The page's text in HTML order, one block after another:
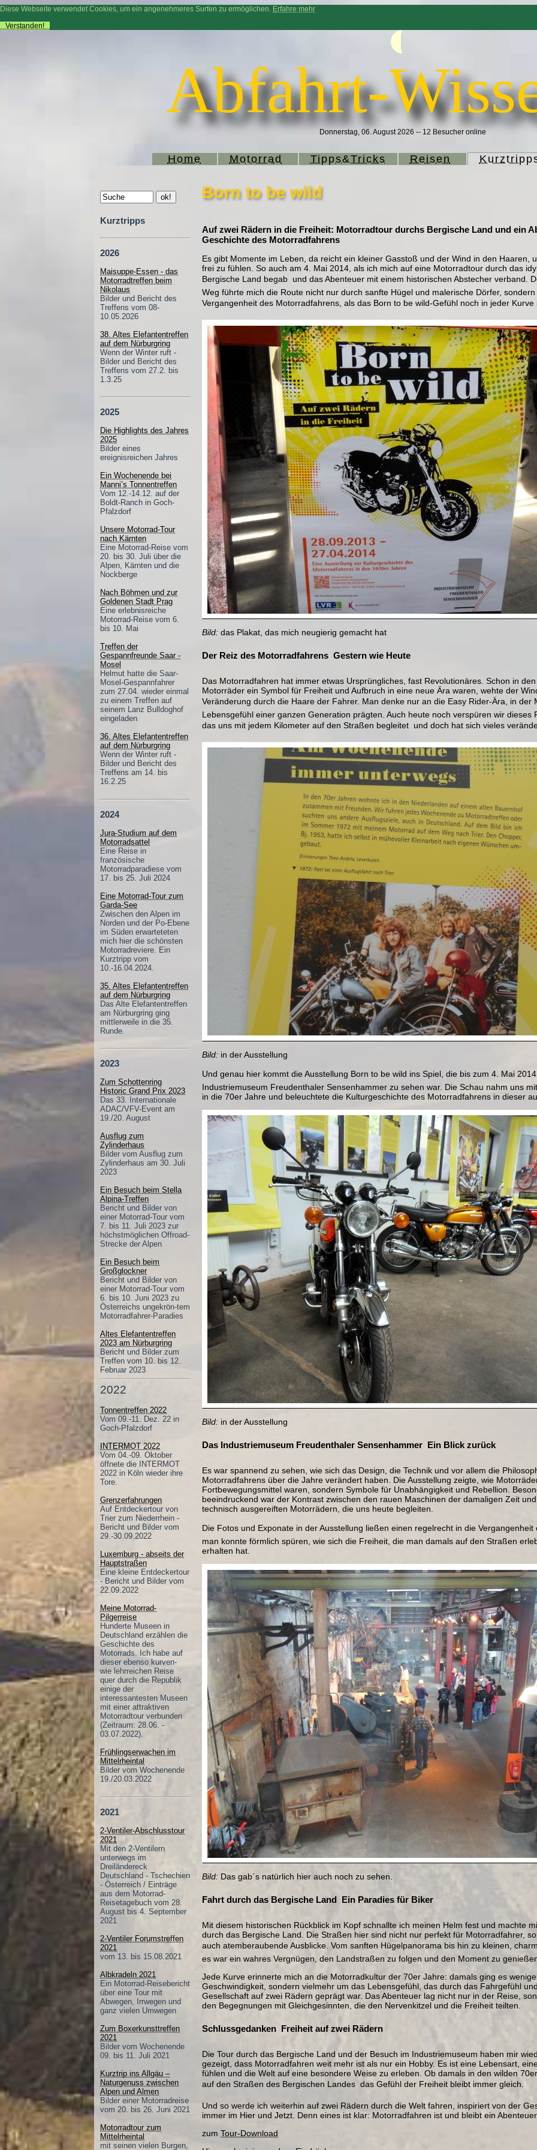
Diese Webseite verwendet Cookies, um ein angenehmeres Surfen zu ermöglichen. Erfahre mehr
Verstanden!
Abfahrt-
Donnerstag, 06. August 2026 -- 12 Besucher online
Home Motorrad Tipps&Tricks Reisen
Kurztripps
2026
Maisuppe-Essen - das
Motorradtreffen beim
Nikolaus
Bilder und Bericht des
Treffens vom 08-
10.05.2026
38. Altes Elefantentreffen
auf dem Nürburgring
Wenn der Winter ruft -
Bilder und Bericht des
Treffens vom 27.2. bis
1.3.25
2025
Die Highlights des Jahres
2025
Bilder eines
ereignisreichen Jahres
Ein Wochenende bei
Manni’s Tonnentreffen
Vom 12.-14.12. auf der
Boldt-Ranch in Goch-
Pfalzdorf
Unsere Motorrad-Tour
nach Kärnten
Eine Motorrad-Reise vom
20. bis 30. Juli über die
Alpen, Kärnten und die
Nockberge
Nach Böhmen und zur
Goldenen Stadt Prag
Eine erlebnisreiche
Motorrad-Reise vom 6.
bis 10. Mai
Treffen der
Gespannfreunde Saar -
Mosel
Helmut hatte die Saar-
Mosel-Gespannfahrer
zum 27.04. wieder einmal
zu einem Treffen auf
seinem Lanz Bulldoghof
eingeladen
36. Altes Elefantentreffen
auf dem Nürburgring
Wenn der Winter ruft -
Bilder und Bericht des
Treffens am 14. bis
16.2.25
2024
Jura-Studium auf dem
Motorradsattel
Eine Reise in
französische
Motorradparadiese vom
17. bis 25. Juli 2024
Eine Motorrad-Tour zum
Garda-See
Zwischen den Alpen im
Norden und der Po-Ebene
im Süden erwarteteten
mich hier die schönsten
Motorradreviere. Ein
Kurztripp vom
10.-16.04.2024.
35. Altes Elefantentreffen
auf dem Nürburgring
Das Alte Elefantentreffen
am Nürburgring ging
mittlerweile in die 35.
Runde.
2023
Zum Schottenring
Historic Grand Prix 2023
Das 33. Internationale
ADAC/VFV-Event am
19./20. August
Ausflug zum
Zylinderhaus
Bilder vom Ausflug zum
Zylinderhaus am 30. Juli
2023
Ein Besuch beim Stella
Alpina-Treffen
Bericht und Bilder von
einer Motorrad-Tour vom
7. bis 11. Juli 2023 zur
höchstmöglichen Offroad-
Strecke der Alpen
Ein Besuch beim
Großglockner
Bericht und Bilder von
einer Motorrad-Tour vom
6. bis 10. Juni 2023 zu
Österreichs ungekrön-tem
Motorradfahrer-Paradies
Altes Elefantentreffen
2023 am Nürburgring
Bericht und Bilder zum
Treffen vom 10. bis 12.
Februar 2023
2022
Tonnentreffen 2022
Vom 09.-11. Dez. 22 in
Goch-Pfalzdorf
INTERMOT 2022
Vom 04.-09. Oktober
öffnete die INTERMOT
2022 in Köln wieder ihre
Tore.
Grenzerfahrungen
Auf Entdeckertour von
Trier zum Niederrhein -
Bericht und Bilder vom
29.-30.09.2022
Luxemburg - abseits der
Hauptstraßen
Eine kleine Entdeckertour
- Bericht und Bilder vom
22.09.2022
Meine Motorrad-
Pilgerreise
Hunderte Museen in
Deutschland erzählen die
Geschichte des
Motorrads. Ich habe auf
dieser ebenso kurven-
wie lehrreichen Reise
quer durch die Republik
einige der
interessantesten Museen
mit einer attraktiven
Motorradtour verbunden
(Zeitraum: 28.06. -
03.07.2022).
Frühlingserwachen im
Mittelrheintal
Bilder vom Wochenende
19./20.03.2022
2021
2-Ventiler-Abschlusstour
2021
Mit den 2-Ventilern
unterwegs im
Dreiländereck
Deutschland - Tschechien
- Österreich / Einträge
aus dem Motorrad-
Reisetagebuch vom 28.
August bis 4. September
2021
2-Ventiler Forumstreffen
2021
vom 13. bis 15.08.2021
Albkradeln 2021
Ein Motorrad-Reisebericht
über eine Tour mit
Abwegen, Irrwegen und
ganz vielen Umwegen
Zum Boxerkunsttreffen
2021
Bilder vom Wochenende
09. bis 11. Juli 2021
Kurztrip ins Allgäu –
Naturgenuss zwischen
Alpen und Almen
Bilder einer Motorradreise
vom 20. bis 26. Juni 2021
Motorradtour zum
Mittelrheintal
mit seinen vielen Burgen,
Born to be wild
Auf zwei Rädern in die Freiheit: Motorradtour durchs Bergische Land und ein
Geschichte des Motorradfahrens
Es gibt Momente im Leben, da reicht ein kleiner Gasstoß und der Wind in den Haaren,
frei zu fühlen. So auch am 4. Mai 2014, als ich mich auf eine Motorradtour durch das
Bergische Land begab  und das Abenteuer mit einem historischen Abstecher verband.
Weg führte mich die Route nicht nur durch sanfte Hügel und malerische Dörfer,
Vergangenheit des Motorradfahrens, als das Born to be wild-Gefühl noch in jeder Kurve
Bild: das Plakat, das mich neugierig gemacht hat
Der Reiz des Motorradfahrens  Gestern wie Heute
Das Motorradfahren hat immer etwas Ursprüngliches, fast Revolutionäres. Schon in
Motorräder ein Symbol für Freiheit und Aufbruch in eine neue Ära waren, wehte der
Veränderung durch die Haare der Fahrer. Man denke nur an die Easy Rider-Ära, in der
Lebensgefühl einer ganzen Generation prägten. Auch heute noch verspüren wir dieses
das uns mit jedem Kilometer auf den Straßen begleitet  und doch hat sich vieles
Bild: in der Ausstellung
Und genau hier kommt die Ausstellung Born to be wild ins Spiel, die bis zum 4. Mai
Industriemuseum Freudenthaler Sensenhammer zu sehen war. Die Schau nahm uns
in die 70er Jahre und beleuchtete die Kulturgeschichte des Motorradfahrens in dieser
Bild: in der Ausstellung
Das Industriemuseum Freudenthaler Sensenhammer  Ein Blick zurück
Es war spannend zu sehen, wie sich das Design, die Technik und vor allem die
Motorradfahrens über die Jahre verändert haben. Die Ausstellung zeigte, wie
Fortbewegungsmittel waren, sondern Symbole für Unabhängigkeit und Rebellion.
beeindruckend war der Kontrast zwischen den rauen Maschinen der damaligen Zeit
technisch ausgereiften Motorrädern, die uns heute begleiten.
Die Fotos und Exponate in der Ausstellung ließen einen regelrecht in die Vergangenheit
man konnte förmlich spüren, wie sich die Freiheit, die man damals auf den Straßen
erhalten hat.
Bild: Das gab´s natürlich hier auch noch zu sehen.
Fahrt durch das Bergische Land  Ein Paradies für Biker
Mit diesem historischen Rückblick im Kopf schnallte ich meinen Helm fest und machte
durch das Bergische Land. Die Straßen hier sind nicht nur perfekt für Motorradfahrer,
auch atemberaubende Ausblicke. Vom sanften Hügelpanorama bis hin zu kleinen,
es war ein wahres Vergnügen, den Landstraßen zu folgen und den Moment zu
Jede Kurve erinnerte mich an die Motorradkultur der 70er Jahre: damals ging es
Geschwindigkeit, sondern vielmehr um das Lebensgefühl, das durch das Fahrgefühl
Gesellschaft auf zwei Rädern geprägt war. Das Abenteuer lag nicht nur in der Reise,
den Begegnungen mit Gleichgesinnten, die den Nervenkitzel und die Freiheit teilten.
Schlussgedanken  Freiheit auf zwei Rädern
Die Tour durch das Bergische Land und der Besuch im Industriemuseum haben mir
gezeigt, dass Motorradfahren weit mehr ist als nur ein Hobby. Es ist eine Lebensart,
fühlen und die Welt auf eine besondere Weise zu erleben. Ob damals in den wilden
auf den Straßen des Bergischen Landes  das Gefühl der Freiheit bleibt immer gleich.
Und so werde ich weiterhin auf zwei Rädern durch die Welt fahren, inspiriert von der
immer im Hier und Jetzt. Denn eines ist klar: Motorradfahren ist und bleibt ein
zum Tour-Download